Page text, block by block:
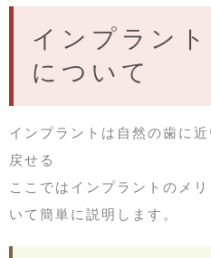
インプラン
について
インプラントは自然の歯に
戻せる
ここではインプラントのメ
いて簡単に説明します。